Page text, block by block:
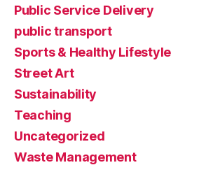
Public Service Delivery
public transport
Sports & Healthy Lifestyle
Street Art
Sustainability
Teaching
Uncategorized
Waste Management